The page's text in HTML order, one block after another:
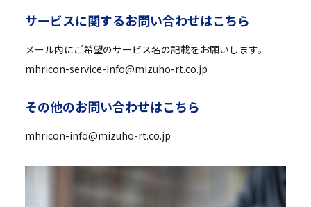
サービスに関するお問い合わせはこちら
メール内にご希望のサービス名の記載をお願いします。
mhricon-service-info@mizuho-rt.co.jp
その他のお問い合わせはこちら
mhricon-info@mizuho-rt.co.jp